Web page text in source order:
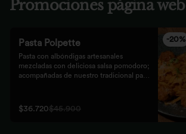
Promociones página web
-20%
Pasta Polpette
Pasta con albóndigas artesanales
mezcladas con deliciosa salsa pomodoro;
acompañadas de nuestro tradicional pan
$36.720$45.900